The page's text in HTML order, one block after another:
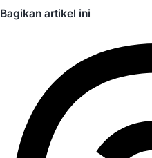
Bagikan artikel ini